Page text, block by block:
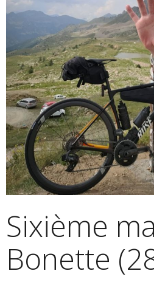
Sixième
Bonette